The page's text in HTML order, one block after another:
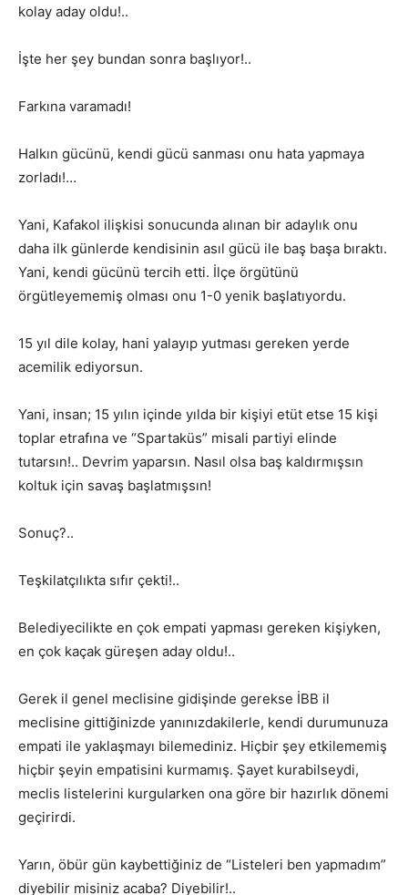
kolay aday oldu!..
İşte her şey bundan sonra başlıyor!..
Farkına varamadı!
Halkın gücünü, kendi gücü sanması onu hata yapmaya
zorladı!…
Yani, Kafakol ilişkisi sonucunda alınan bir adaylık onu
daha ilk günlerde kendisinin asıl gücü ile baş başa bıraktı.
Yani, kendi gücünü tercih etti. İlçe örgütünü
örgütleyememiş olması onu 1-0 yenik başlatıyordu.
15 yıl dile kolay, hani yalayıp yutması gereken yerde
acemilik ediyorsun.
Yani, insan; 15 yılın içinde yılda bir kişiyi etüt etse 15 kişi
toplar etrafına ve “Spartaküs” misali partiyi elinde
tutarsın!.. Devrim yaparsın. Nasıl olsa baş kaldırmışsın
koltuk için savaş başlatmışsın!
Sonuç?..
Teşkilatçılıkta sıfır çekti!..
Belediyecilikte en çok empati yapması gereken kişiyken,
en çok kaçak güreşen aday oldu!..
Gerek il genel meclisine gidişinde gerekse İBB il
meclisine gittiğinizde yanınızdakilerle, kendi durumunuza
empati ile yaklaşmayı bilemediniz. Hiçbir şey etkilememiş
hiçbir şeyin empatisini kurmamış. Şayet kurabilseydi,
meclis listelerini kurgularken ona göre bir hazırlık dönemi
geçirirdi.
Yarın, öbür gün kaybettiğiniz de “Listeleri ben yapmadım”
diyebilir misiniz acaba? Diyebilir!..